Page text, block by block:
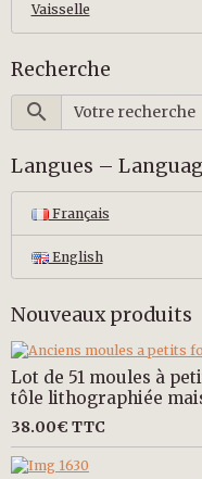
Vaisselle
Recherche
Langues –
Français
English
Nouveaux produits
Lot de 51 moules à
tôle lithographiée
38.00€ TTC